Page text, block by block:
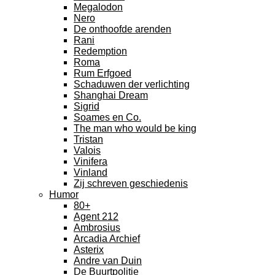
Megalodon
Nero
De onthoofde arenden
Rani
Redemption
Roma
Rum Erfgoed
Schaduwen der verlichting
Shanghai Dream
Sigrid
Soames en Co.
The man who would be king
Tristan
Valois
Vinifera
Vinland
Zij schreven geschiedenis
Humor
80+
Agent 212
Ambrosius
Arcadia Archief
Asterix
Andre van Duin
De Buurtpolitie